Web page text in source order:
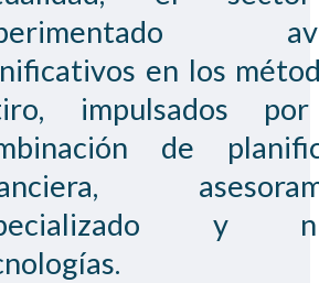
en los
impulsados
de
y